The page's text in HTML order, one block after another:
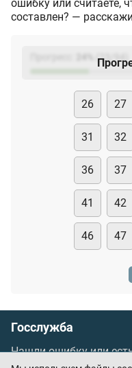
ошибку или считаете,
составлен? —
(23
26 27
31 32
36 37
41 42
46 47
Госслужба
Нашли ошибку или
нам